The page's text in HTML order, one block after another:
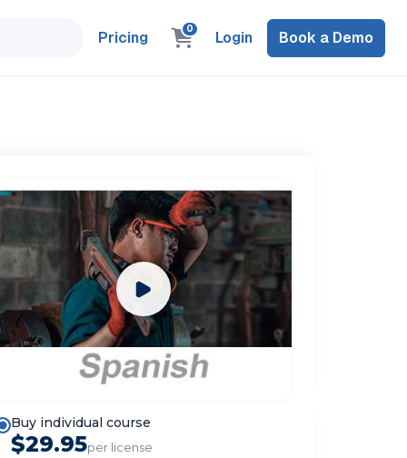
Pricing 0 Login Book a Demo
Buy individual course
$29.95per license